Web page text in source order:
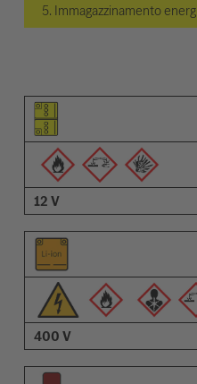
5. Immagazzinamento
Pittogramma dell'elemento
Pittogrammi degli avvisi
Descrizione
12 V
400 V